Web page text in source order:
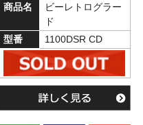
商品名
ビーレトログラー
ド
型番
1100DSR CD